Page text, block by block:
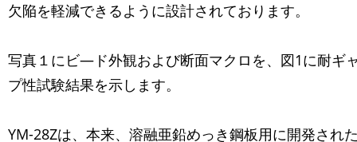
欠陥を軽減できるように設計されております。
写真１にビ―ド外観および断面マクロを、図1に耐ギ
プ性試験結果を示します。
YM-28Zは、本来、溶融亜鉛めっき鋼板用に開発され